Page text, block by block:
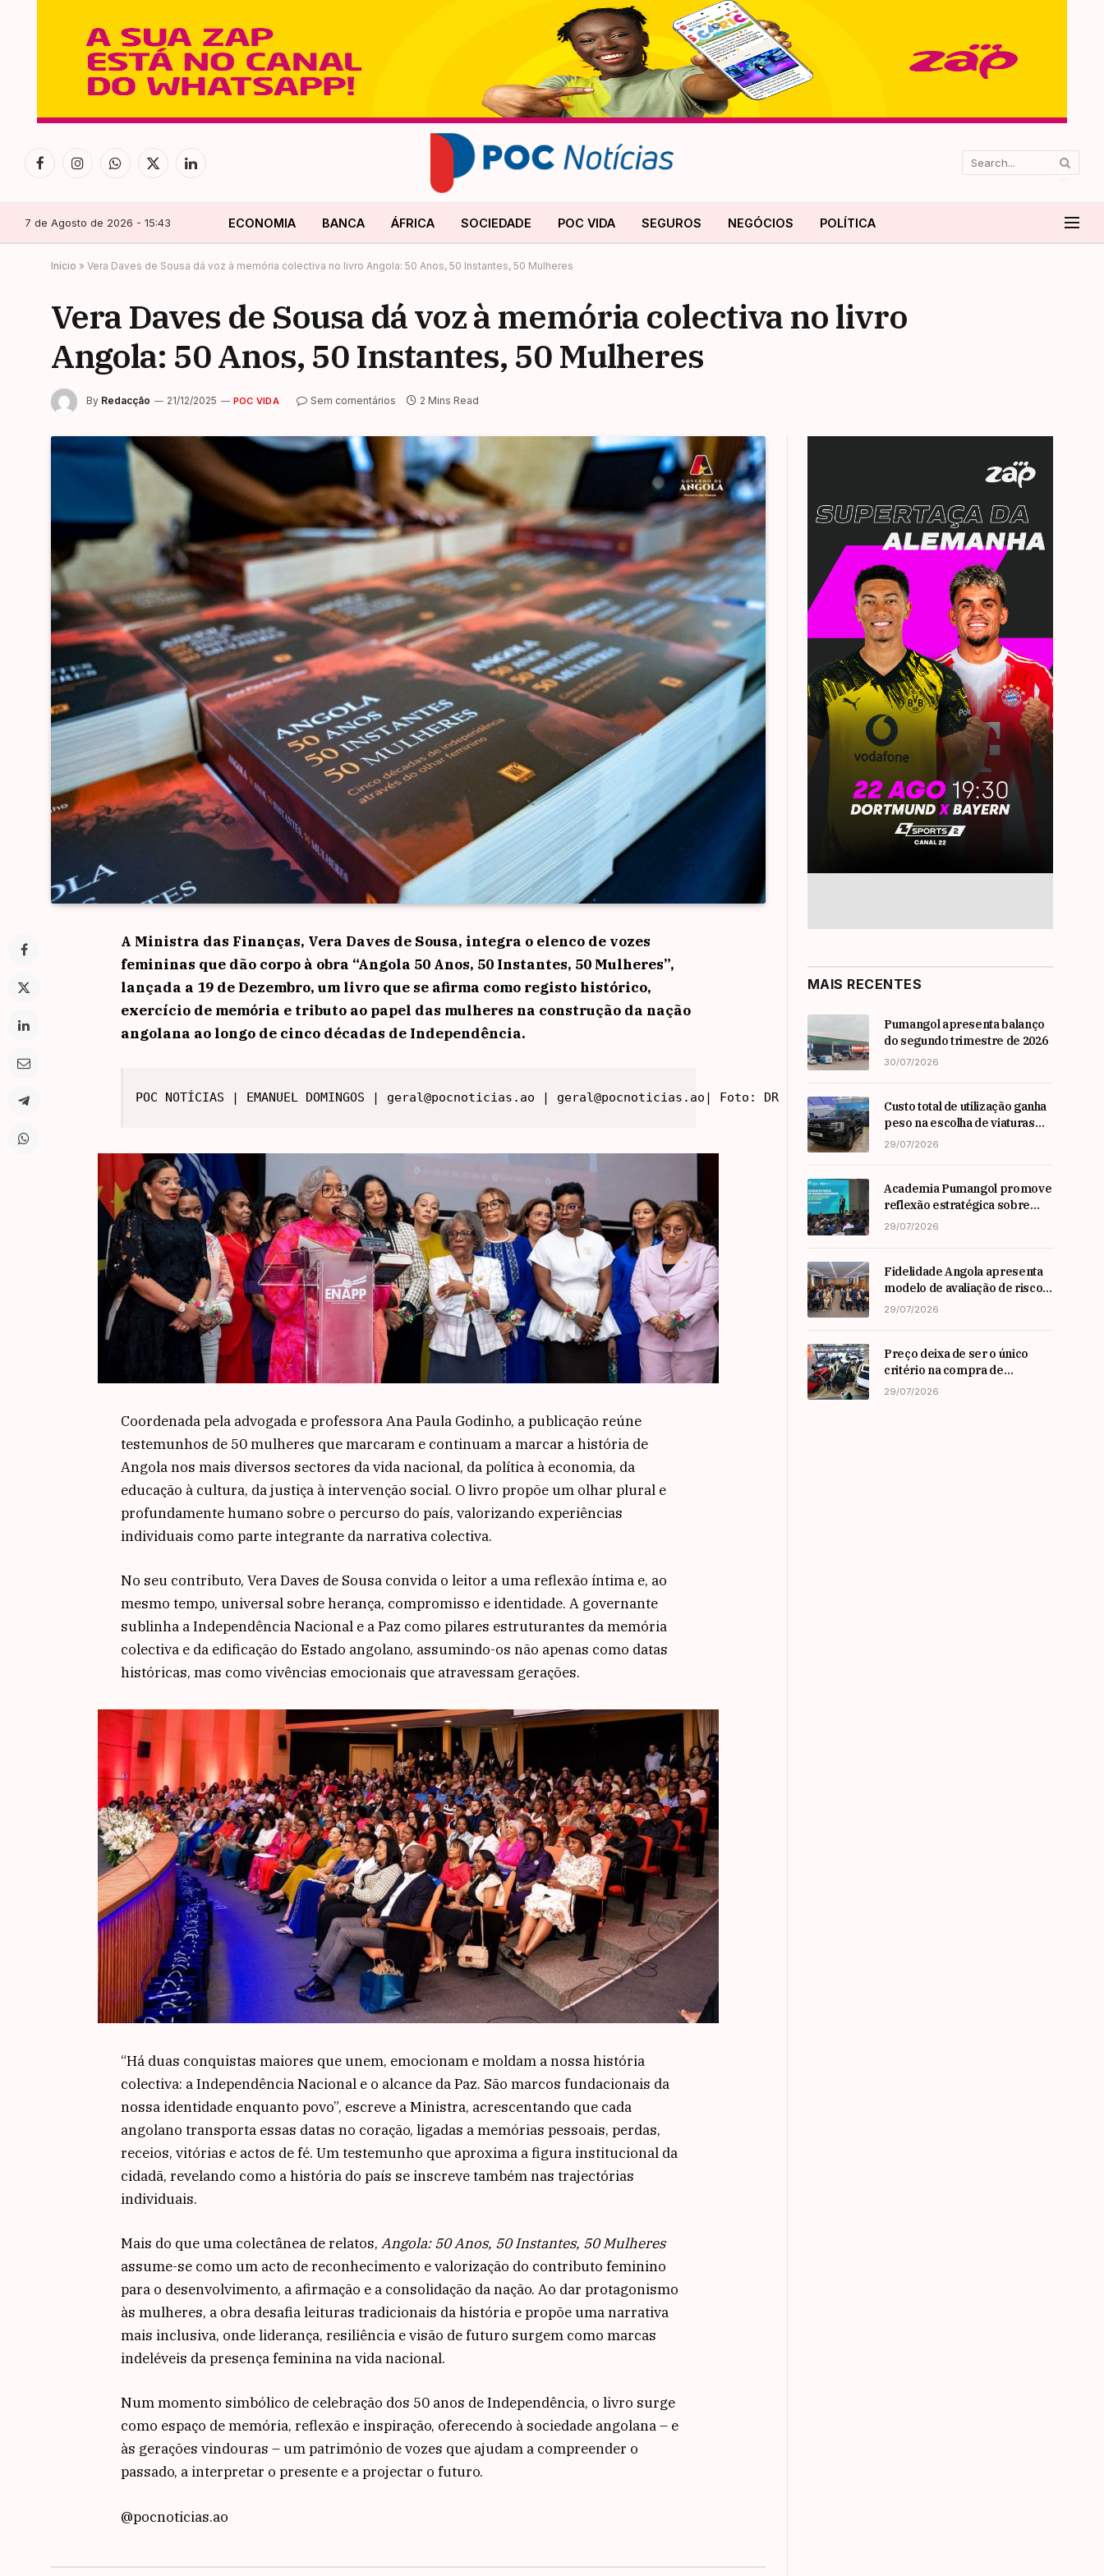
FacebookInstagramWhatsApp
X
LinkedIn
7 de Agosto de 2026 - 15:43 ECONOMIA BANCA ÁFRICA SOCIEDADE POC VIDA SEGUROS NEGÓCIOS POLÍTICA
Início » Vera Daves de Sousa dá voz à memória colectiva no livro Angola: 50 Anos, 50 Instantes, 50 Mulheres
Vera Daves de Sousa dá voz à memória colectiva no livro
Angola: 50 Anos, 50 Instantes, 50 Mulheres
By Redacção 21/12/2025 POC VIDA Sem comentários 2 Mins Read
A Ministra das Finanças, Vera Daves de Sousa, integra o elenco de vozes
femininas que dão corpo à obra “Angola 50 Anos, 50 Instantes, 50 Mulheres”,
lançada a 19 de Dezembro, um livro que se afirma como registo histórico,
exercício de memória e tributo ao papel das mulheres na construção da nação
angolana ao longo de cinco décadas de Independência.
POC NOTÍCIAS | EMANUEL DOMINGOS | geral@pocnoticias.ao | geral@pocnoticias.ao| Foto: DR
Coordenada pela advogada e professora Ana Paula Godinho, a publicação reúne
testemunhos de 50 mulheres que marcaram e continuam a marcar a história de
Angola nos mais diversos sectores da vida nacional, da política à economia, da
educação à cultura, da justiça à intervenção social. O livro propõe um olhar plural e
profundamente humano sobre o percurso do país, valorizando experiências
individuais como parte integrante da narrativa colectiva.
No seu contributo, Vera Daves de Sousa convida o leitor a uma reflexão íntima e, ao
mesmo tempo, universal sobre herança, compromisso e identidade. A governante
sublinha a Independência Nacional e a Paz como pilares estruturantes da memória
colectiva e da edificação do Estado angolano, assumindo-os não apenas como datas
históricas, mas como vivências emocionais que atravessam gerações.
“Há duas conquistas maiores que unem, emocionam e moldam a nossa história
colectiva: a Independência Nacional e o alcance da Paz. São marcos fundacionais da
nossa identidade enquanto povo”, escreve a Ministra, acrescentando que cada
angolano transporta essas datas no coração, ligadas a memórias pessoais, perdas,
receios, vitórias e actos de fé. Um testemunho que aproxima a figura institucional da
cidadã, revelando como a história do país se inscreve também nas trajectórias
individuais.
Mais do que uma colectânea de relatos, Angola: 50 Anos, 50 Instantes, 50 Mulheres
assume-se como um acto de reconhecimento e valorização do contributo feminino
para o desenvolvimento, a afirmação e a consolidação da nação. Ao dar protagonismo
às mulheres, a obra desafia leituras tradicionais da história e propõe uma narrativa
mais inclusiva, onde liderança, resiliência e visão de futuro surgem como marcas
indeléveis da presença feminina na vida nacional.
Num momento simbólico de celebração dos 50 anos de Independência, o livro surge
como espaço de memória, reflexão e inspiração, oferecendo à sociedade angolana – e
às gerações vindouras – um património de vozes que ajudam a compreender o
passado, a interpretar o presente e a projectar o futuro.
@pocnoticias.ao
MAIS RECENTES
Pumangol apresenta balanço
do segundo trimestre de 2026
30/07/2026
Custo total de utilização ganha
peso na escolha de viaturas
em angola
29/07/2026
Academia Pumangol promove
reflexão estratégica sobre
liderança e inovação com
29/07/2026
Fidelidade Angola apresenta
modelo de avaliação de risco
em Workshop da ARSEG
29/07/2026
Preço deixa de ser o único
critério na compra de
automóveis em angola
29/07/2026